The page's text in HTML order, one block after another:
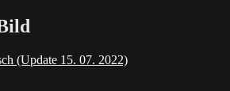
(Update 15. 07. 2022)